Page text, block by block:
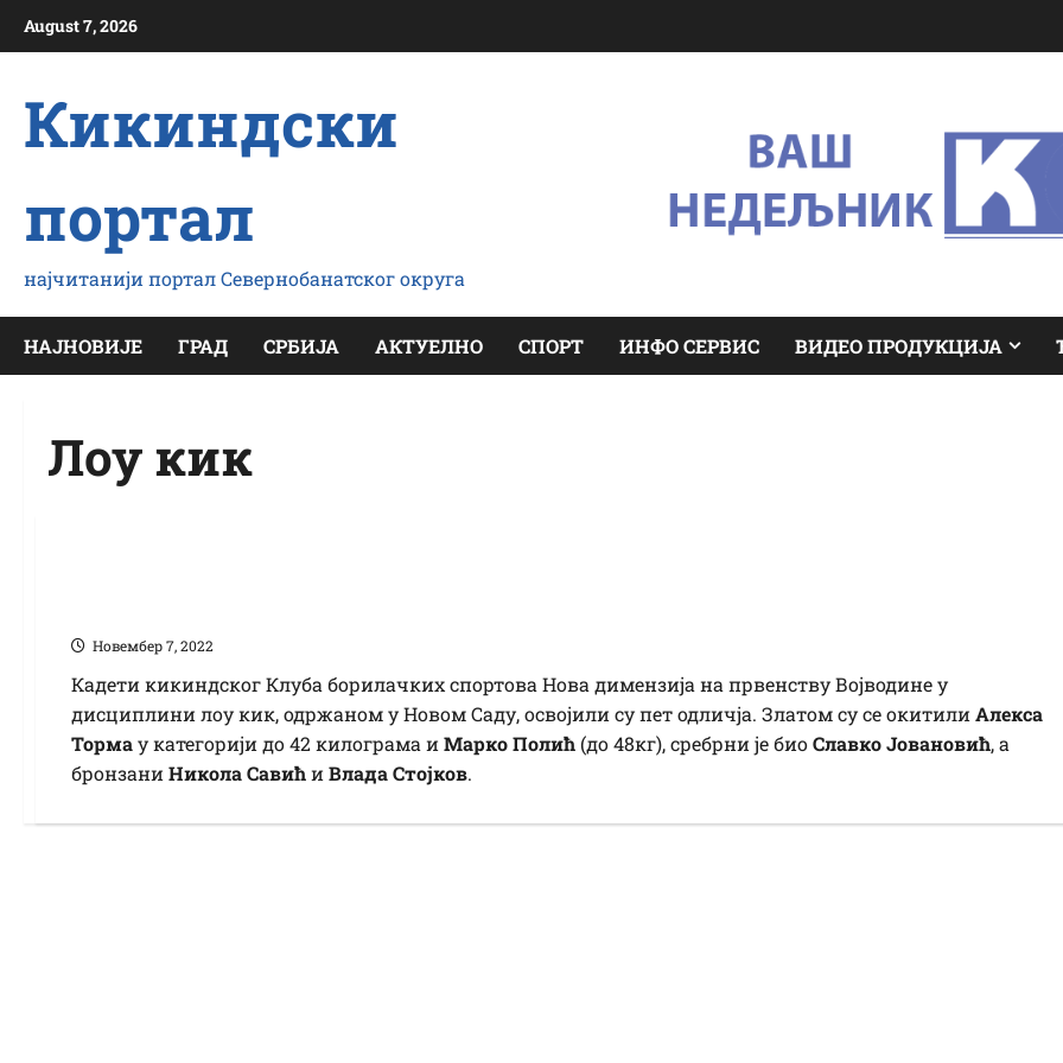
August 7, 2026
Кикиндски
портал
најчитанији портал Севернобанатског округа
НАЈНОВИЈЕ ГРАД СРБИЈА АКТУЕЛНО СПОРТ ИНФО СЕРВИС ВИДЕО ПРОДУКЦИЈА
Лоу кик
Новембер 7, 2022
Кадети кикиндског Клуба борилачких спортова Нова димензија на првенству Војводине у
дисциплини лоу кик, одржаном у Новом Саду, освојили су пет одличја. Златом су се окитили Алекса
Тормау категорији до 42 килограма и Марко Полић (до 48кг), сребрни је биоСлавко Јовановић, а
бронзани Никола Савићи Влада Стојков.